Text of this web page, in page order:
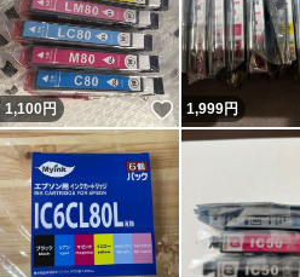
1,100円 いいね！
1,999円